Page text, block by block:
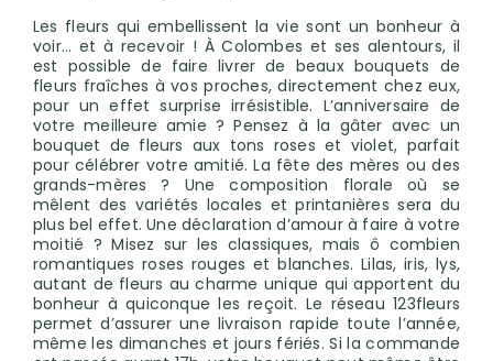
Les fleurs qui embellissent la vie sont un bonheur à
voir… et à recevoir ! À Colombes et ses alentours, il
est possible de faire livrer de beaux bouquets de
fleurs fraîches à vos proches, directement chez eux,
pour un effet surprise irrésistible. L’anniversaire de
votre meilleure amie ? Pensez à la gâter avec un
bouquet de fleurs aux tons roses et violet, parfait
pour célébrer votre amitié. La fête des mères ou des
grands-mères ? Une composition florale où se
mêlent des variétés locales et printanières sera du
plus bel effet. Une déclaration d’amour à faire à votre
moitié ? Misez sur les classiques, mais ô combien
romantiques roses rouges et blanches. Lilas, iris, lys,
autant de fleurs au charme unique qui apportent du
bonheur à quiconque les reçoit. Le réseau 123fleurs
permet d’assurer une livraison rapide toute l’année,
même les dimanches et jours fériés. Si la commande